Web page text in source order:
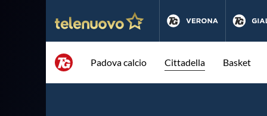
Padova calcio Cittadella Basket